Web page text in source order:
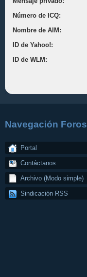
Número de ICQ:
Nombre de AIM:
ID de Yahoo!:
ID de WLM:
Navegación Foros
Portal
Contáctanos
Archivo (Modo simple)
Sindicación RSS